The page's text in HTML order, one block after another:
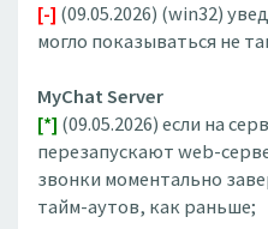
[-] (09.05.2026) (win32)
могло показываться не
MyChat Server
[*] (09.05.2026) если на
перезапускают web-
звонки моментально
тайм-аутов, как раньше;